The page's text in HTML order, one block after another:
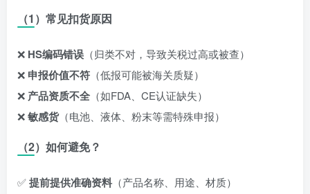
（1）常见扣货原因
❌ HS编码错误 （归类不对，导致关税过高或被查）
❌ 申报价值不符 （低报可能被海关质疑）
❌ 产品资质不全 （如FDA、CE认证缺失）
❌敏感货（电池、液体、粉末等需特殊申报）
（2）如何避免？
✅提前提供准确资料 （产品名称、用途、材质）